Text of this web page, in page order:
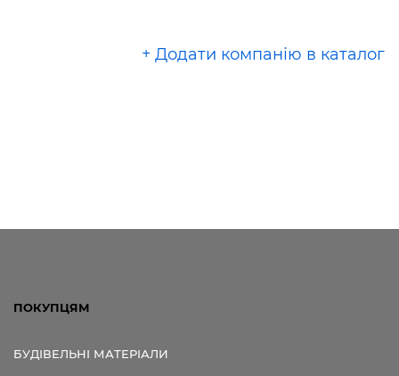
+ Додати компанію в каталог
ПОКУПЦЯМ
БУДІВЕЛЬНІ МАТЕРІАЛИ